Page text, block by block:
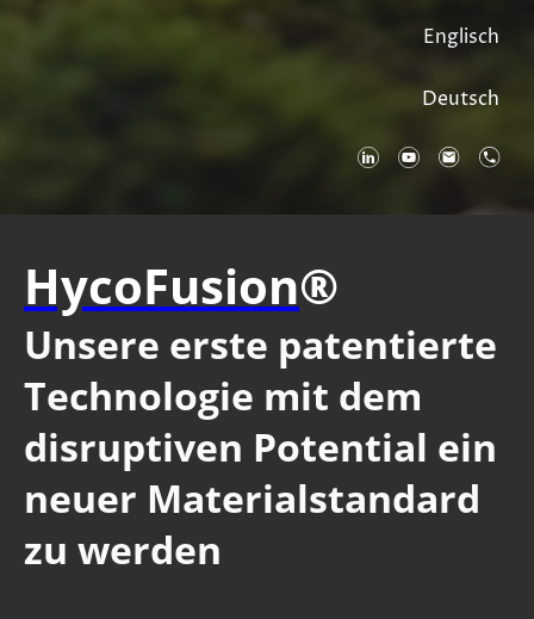
Englisch
Deutsch
HycoFusion®
Unsere erste patentierte
Technologie mit dem
disruptiven Potential ein
neuer Materialstandard
zu werden